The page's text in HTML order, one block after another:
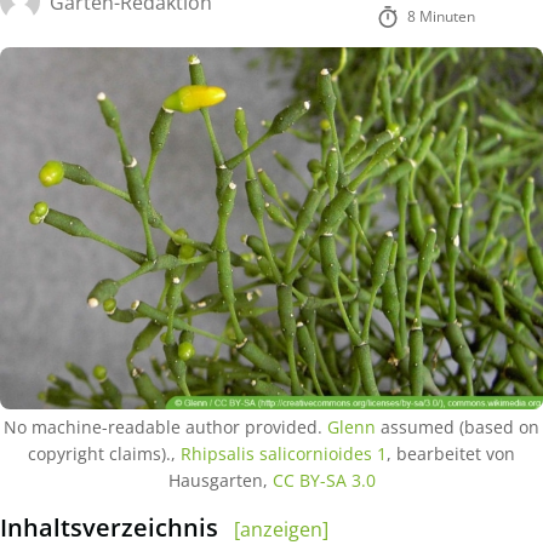
8 Minuten
No machine-readable author provided. Glenn assumed (based on
copyright claims)., Rhipsalis salicornioides 1 , bearbeitet von
Hausgarten, CC BY-SA 3.0
Inhaltsverzeichnis
[anzeigen]